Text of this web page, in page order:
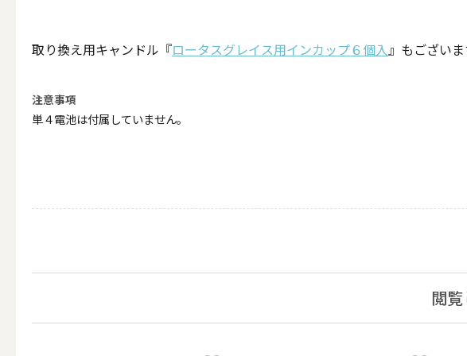
ALL
取り換え用キャンドル『ロータスグレイス用インカップ６個入』もございま
注意事項
単４電池は付属していません。
閲